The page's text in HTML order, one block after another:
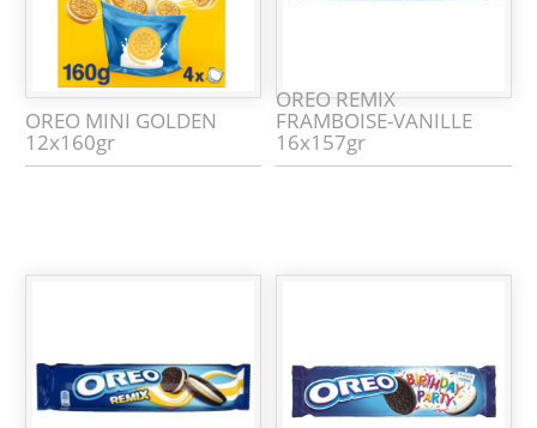
OREO MINI GOLDEN
12x160gr
OREO REMIX
FRAMBOISE-VANILLE
16x157gr